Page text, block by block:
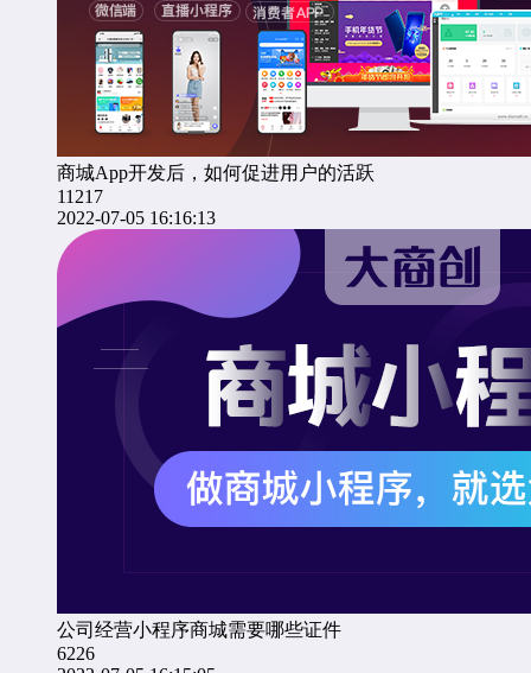
商城App开发后，如何促进用户的活跃
11217
2022-07-05 16:16:13
公司经营小程序商城需要哪些证件
6226